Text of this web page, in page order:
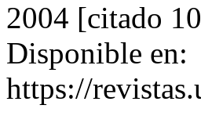
2004 [citado
Disponible en:
https://